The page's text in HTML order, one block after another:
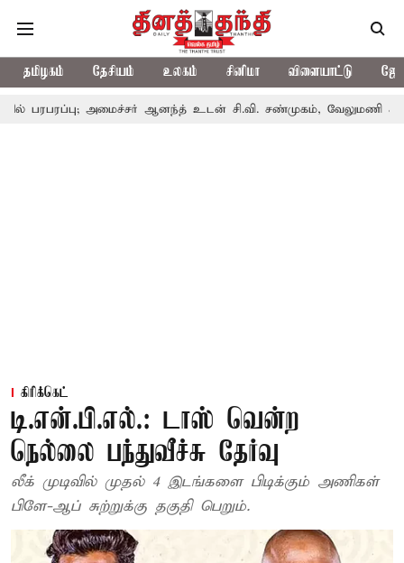
தமிழகம் தேசியம் உலகம் சினிமா விளையாட்டு
பரபரப்பு; அமைச்சர் ஆனந்த் உடன் சி.வி. சண்முகம், வேலுமணி சந்திப்பு
கிரிக்கெட்
டி.என்.பி.எல்.: டாஸ் வென்ற
நெல்லை பந்துவீச்சு தேர்வு
லீக் முடிவில் முதல் 4 இடங்களை பிடிக்கும் அணிகள்
பிளே-ஆப் சுற்றுக்கு தகுதி பெறும்.